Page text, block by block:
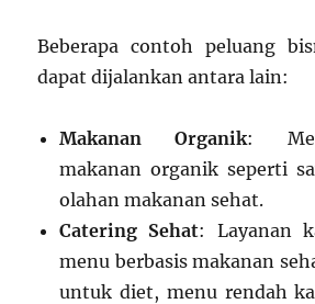
Beberapa contoh peluang
dapat dijalankan antara lain:
Makanan Organik:
makanan organik seperti
olahan makanan sehat.
Catering Sehat: Layanan
menu berbasis makanan
untuk diet, menu rendah